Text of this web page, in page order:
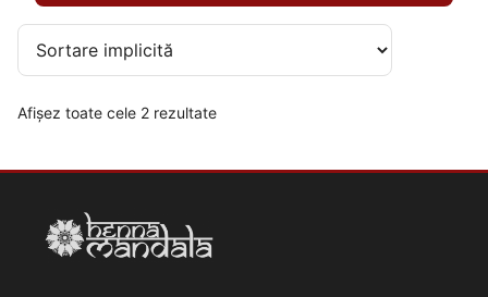
Afișez toate cele 2 rezultate